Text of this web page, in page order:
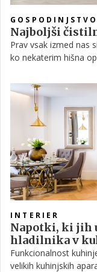
GOSPODINJSTVO
Najboljši
Prav vsak izmed nas
ko nekaterim hišna
vam morda prav
INTERIER
Napotki, ki jih
hladilnika v
Funkcionalnost
velikih kuhinjskih